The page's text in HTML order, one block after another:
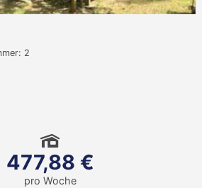
2
477,88 €
pro Woche